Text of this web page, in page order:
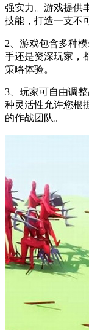
强实力。游戏提供
技能，打造一支不
2、游戏包含多种
手还是资深玩家，
策略体验。
3、玩家可自由调
种灵活性允许您根
的作战团队。